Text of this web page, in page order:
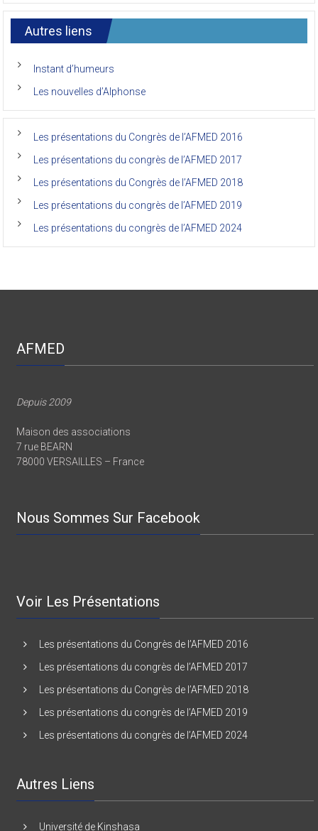
congrès
international
anciens
la
de
de
(Afmed/Unikin)
vécu
Autres liens
Instant d’humeurs
Les nouvelles d’Alphonse
Les présentations du Congrès de l’AFMED 2016
Les présentations du congrès de l’AFMED 2017
Les présentations du Congrès de l’AFMED 2018
Les présentations du congrès de l’AFMED 2019
Les présentations du congrès de l’AFMED 2024
AFMED
Depuis 2009
Maison des associations
7 rue BEARN
78000 VERSAILLES – France
Nous Sommes Sur Facebook
Voir Les Présentations
Les présentations du Congrès de l’AFMED 2016
Les présentations du congrès de l’AFMED 2017
Les présentations du Congrès de l’AFMED 2018
Les présentations du congrès de l’AFMED 2019
Les présentations du congrès de l’AFMED 2024
Autres Liens
Université de Kinshasa